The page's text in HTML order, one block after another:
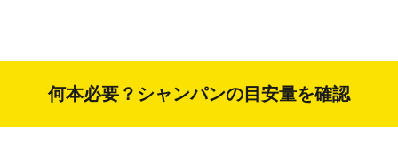
何本必要？シャンパンの目安量を確認